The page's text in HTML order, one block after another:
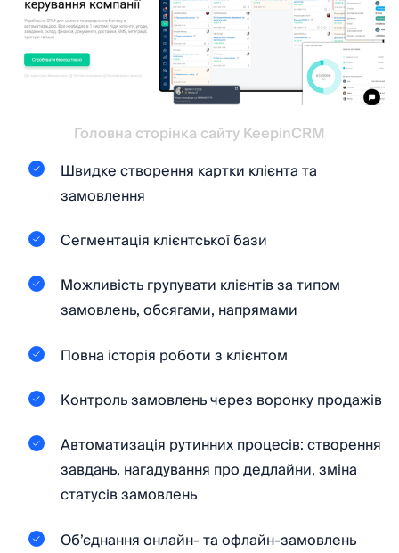
Головна сторінка сайту KeepinCRM
Швидке створення картки клієнта та
замовлення
Сегментація клієнтської бази
Можливість групувати клієнтів за типом
замовлень, обсягами, напрямами
Повна історія роботи з клієнтом
Контроль замовлень через воронку продажів
Автоматизація рутинних процесів: створення
завдань, нагадування про дедлайни, зміна
статусів замовлень
Об’єднання онлайн- та офлайн-замовлень